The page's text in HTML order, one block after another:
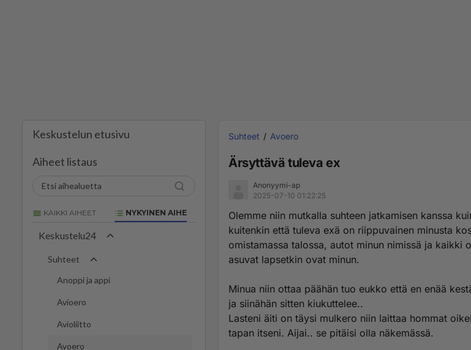
Keskustelun etusivu
Aiheet listaus
KAIKKI AIHEET NYKYINEN AIHE
Keskustelu24
Suhteet
Anoppi ja appi
Avioero
Avioliitto
Avoero
Suhteet Avoero
Ärsyttävä tuleva ex
Anonyymi-ap
2025-07-10 01:22:25
Olemme niin mutkalla suhteen jatkamisen kanssa
kuitenkin että tuleva exä on riippuvainen minusta
omistamassa talossa, autot minun nimissä ja kaikki
asuvat lapsetkin ovat minun.
Minua niin ottaa päähän tuo eukko että en enää
ja siinähän sitten kiukuttelee..
Lasteni äiti on täysi mulkero niin laittaa hommat
tapan itseni. Aijai.. se pitäisi olla näkemässä.